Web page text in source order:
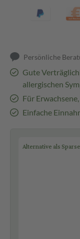
Persönliche
Gute
allergischen
Für
Einfache
Alternative als